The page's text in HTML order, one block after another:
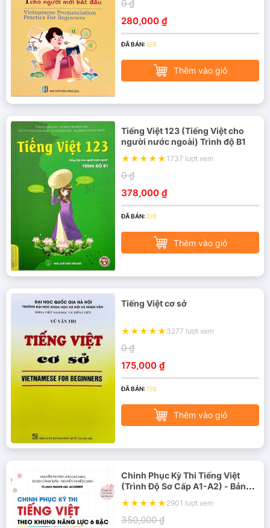
0 ₫
280,000 ₫
ĐÃ BÁN:2/0
Thêm vào giỏ
Tiếng Việt 123 (Tiếng Việt cho
người nước ngoài) Trình độ B1
1737 lượt xem
0 ₫
378,000 ₫
ĐÃ BÁN:2/0
Thêm vào giỏ
Tiếng Việt cơ sở
3277 lượt xem
0 ₫
175,000 ₫
ĐÃ BÁN:7/0
Thêm vào giỏ
Chinh Phục Kỳ Thi Tiếng Việt
(Trình Độ Sơ Cấp A1-A2) - Bản
2901 lượt xem
350,000 ₫